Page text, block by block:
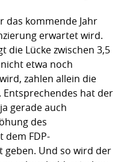
das kommende Jahr
erwartet wird.
die Lücke zwischen 3,5
etwa noch
zahlen allein die
Entsprechendes hat der
gerade auch
des
dem FDP-
geben. Und so wird der